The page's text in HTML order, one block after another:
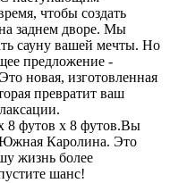
чтобы создать
заднем дворе. Мы
сауну вашей мечты. Но
предложение -
новая, изготовленная
превратит ваш
8 футов x 8 футов.Вы
Южная Каролина. Это
жизнь более
шанс!